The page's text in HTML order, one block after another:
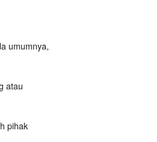
umumnya,
atau
pihak